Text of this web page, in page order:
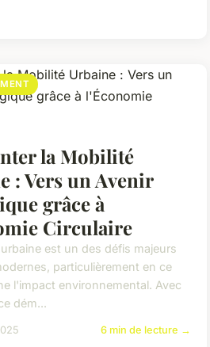
la Mobilité
: Vers un Avenir
grâce à
Circulaire
est un des défis majeurs
particulièrement en ce
l'impact environnemental. Avec
dém...
6 min de lecture →